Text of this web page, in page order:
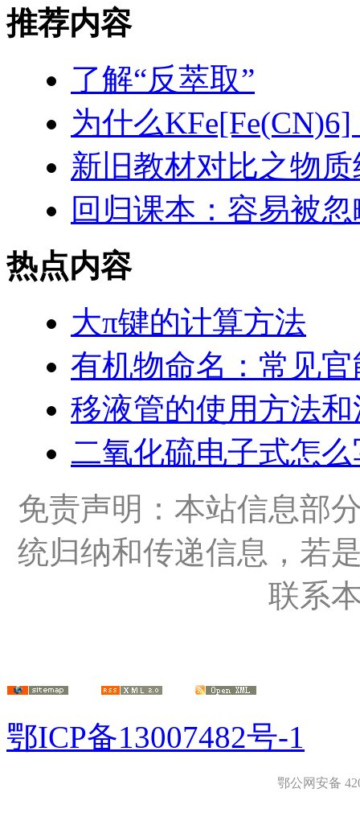
推荐内容
了解“反萃取”
为什么
新旧教材对比之物
回归课本：容易被
热点内容
大π键的计算方法
有机物命名：常见
移液管的使用方法
二氧化硫电子式怎
免责声明：本站信息部
统归纳和传递信息，若
联系
鄂ICP备13007482号-1
鄂公网安备